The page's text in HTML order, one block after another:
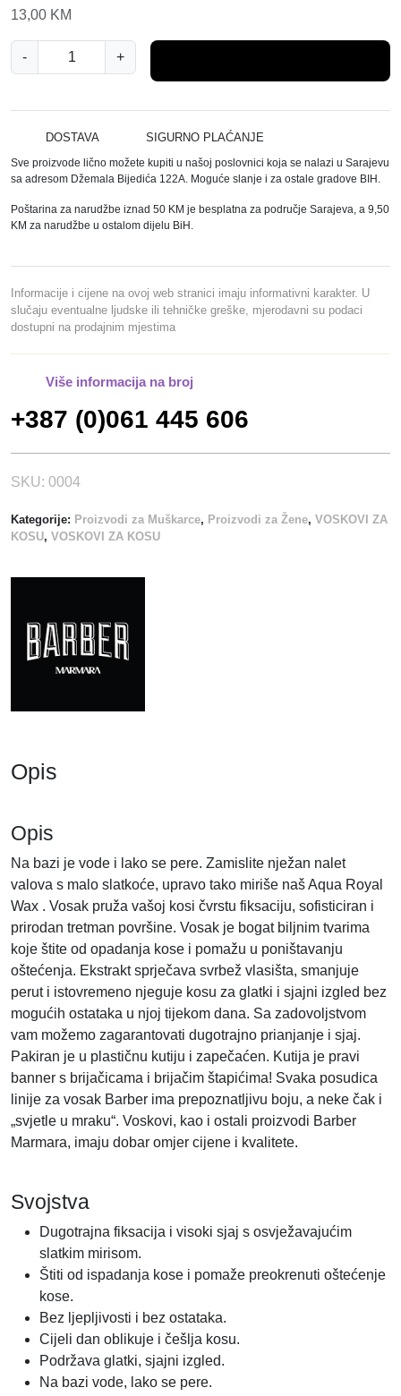
13,00 KM
-
A
M
R
A
A
B
E
R
V
O
K
5
0
L
.
o
č
n
a
+
DOSTAVA SIGURNO PLAĆANJE
Sve proizvode lično možete kupiti u našoj poslovnici koja se nalazi u Sarajevu
sa adresom Džemala Bijedića 122A. Moguće slanje i za ostale gradove BIH.
Poštarina za narudžbe iznad 50 KM je besplatna za područje Sarajeva, a 9,50
KM za narudžbe u ostalom dijelu BiH.
Informacije i cijene na ovoj web stranici imaju informativni karakter. U
slučaju eventualne ljudske ili tehničke greške, mjerodavni su podaci
dostupni na prodajnim mjestima
Više informacija na broj
+387 (0)061 445 606
SKU: 0004
Kategorije: Proizvodi za Muškarce, Proizvodi za Žene, VOSKOVI ZA
KOSU, VOSKOVI ZA KOSU
Opis
Opis
Na bazi je vode i lako se pere. Zamislite nježan nalet
valova s malo slatkoće, upravo tako miriše naš Aqua Royal
Wax . Vosak pruža vašoj kosi čvrstu fiksaciju, sofisticiran i
prirodan tretman površine. Vosak je bogat biljnim tvarima
koje štite od opadanja kose i pomažu u poništavanju
oštećenja. Ekstrakt sprječava svrbež vlasišta, smanjuje
perut i istovremeno njeguje kosu za glatki i sjajni izgled bez
mogućih ostataka u njoj tijekom dana. Sa zadovoljstvom
vam možemo zagarantovati dugotrajno prianjanje i sjaj.
Pakiran je u plastičnu kutiju i zapečaćen. Kutija je pravi
banner s brijačicama i brijačim štapićima! Svaka posudica
linije za vosak Barber ima prepoznatljivu boju, a neke čak i
„svjetle u mraku“. Voskovi, kao i ostali proizvodi Barber
Marmara, imaju dobar omjer cijene i kvalitete.
Svojstva
Dugotrajna fiksacija i visoki sjaj s osvježavajućim
slatkim mirisom.
Štiti od ispadanja kose i pomaže preokrenuti oštećenje
kose.
Bez ljepljivosti i bez ostataka.
Cijeli dan oblikuje i češlja kosu.
Podržava glatki, sjajni izgled.
Na bazi vode, lako se pere.